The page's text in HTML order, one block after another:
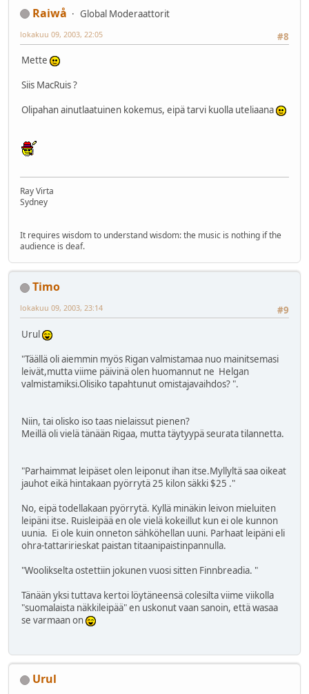
Raiwå
Global Moderaattorit
#8
lokakuu 09, 2003, 22:05
Mette
Siis MacRuis ?
Olipahan ainutlaatuinen kokemus, eipä tarvi kuolla uteliaana
Ray Virta
Sydney
It requires wisdom to understand wisdom: the music is nothing if the
audience is deaf.
Timo
#9
lokakuu 09, 2003, 23:14
Urul
"Täällä oli aiemmin myös Rigan valmistamaa nuo mainitsemasi
leivät,mutta viime päivinä olen huomannut ne Helgan
valmistamiksi.Olisiko tapahtunut omistajavaihdos? ".
Niin, tai olisko iso taas nielaissut pienen?
Meillä oli vielä tänään Rigaa, mutta täytyypä seurata tilannetta.
"Parhaimmat leipäset olen leiponut ihan itse.Myllyltä saa oikeat
jauhot eikä hintakaan pyörrytä 25 kilon säkki $25 ."
No, eipä todellakaan pyörrytä. Kyllä minäkin leivon mieluiten
leipäni itse. Ruisleipää en ole vielä kokeillut kun ei ole kunnon
uunia. Ei ole kuin onneton sähköhellan uuni. Parhaat leipäni eli
ohra-tattaririeskat paistan titaanipaistinpannulla.
"Woolikselta ostettiin jokunen vuosi sitten Finnbreadia. "
Tänään yksi tuttava kertoi löytäneensä colesilta viime viikolla
"suomalaista näkkileipää" en uskonut vaan sanoin, että wasaa
se varmaan on
Urul